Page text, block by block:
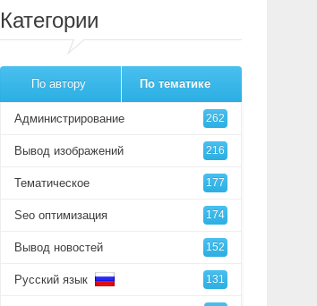
Категории
По автору По тематике
Администрирование 262
Вывод изображений 216
Тематическое 177
Seo оптимизация 174
Вывод новостей 152
Русский язык 131